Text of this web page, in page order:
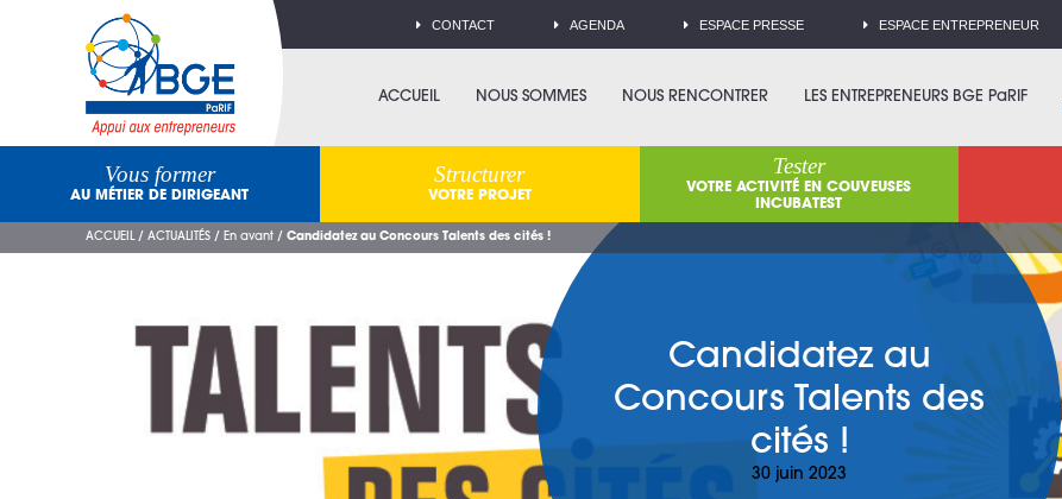
CONTACT AGENDA ESPACE PRESSE ESPACE ENTREPRENEUR
ACCUEIL NOUS SOMMES NOUS RENCONTRER LES ENTREPRENEURS BGE PaRIF
Vous former
AU MÉTIER DE DIRIGEANT
Structurer
VOTRE PROJET
Tester
VOTRE ACTIVITÉ EN COUVEUSES
INCUBATEST
ACCUEIL/ ACTUALITÉS / En avant / Candidatez au Concours Talents des cités !
Candidatez au
Concours Talents des
cités !
30 juin 2023